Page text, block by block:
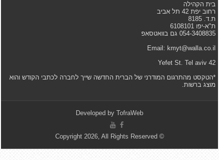
בית הקהילה
רחוב יפת 42 תל אביב
ת.ד. 8185
ת"א-יפו 6108101
054-3408835 גם בוואטסאפ
Email: kmyt@walla.co.il
42 Yefet St. Tel aviv
*הטקסט מהתרגום המודרני של הברית החדשה שייך לחברה לכתבי הקודש והוא
מוצג ברשות.
Developed by TofraWeb
© Copyright 2026, All Rights Reserved